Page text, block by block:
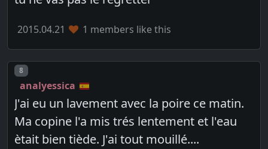
2015.04.21 1 members like this
Post number
8
analyessica
J'ai eu un lavement avec la poire ce matin.
Ma copine l'a mis trés lentement et l'eau
ètait bien tiède. J'ai tout mouillé....